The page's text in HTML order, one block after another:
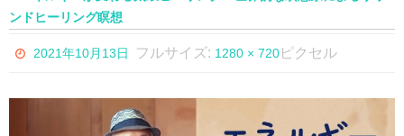
ンドヒーリング瞑想
2021年10月13日 フルサイズ: 1280 × 720ピクセル